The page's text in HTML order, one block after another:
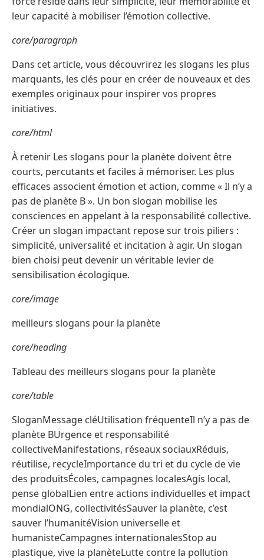
leur capacité à mobiliser l’émotion collective.
core/paragraph
Dans cet article, vous découvrirez les slogans les plus
marquants, les clés pour en créer de nouveaux et des
exemples originaux pour inspirer vos propres
initiatives.
core/html
À retenir Les slogans pour la planète doivent être
courts, percutants et faciles à mémoriser. Les plus
efficaces associent émotion et action, comme « Il n’y a
pas de planète B ». Un bon slogan mobilise les
consciences en appelant à la responsabilité collective.
Créer un slogan impactant repose sur trois piliers :
simplicité, universalité et incitation à agir. Un slogan
bien choisi peut devenir un véritable levier de
sensibilisation écologique.
core/image
meilleurs slogans pour la planète
core/heading
Tableau des meilleurs slogans pour la planète
core/table
SloganMessage cléUtilisation fréquenteIl n’y a pas de
planète BUrgence et responsabilité
collectiveManifestations, réseaux sociauxRéduis,
réutilise, recycleImportance du tri et du cycle de vie
des produitsÉcoles, campagnes localesAgis local,
pense globalLien entre actions individuelles et impact
mondialONG, collectivitésSauver la planète, c’est
sauver l’humanitéVision universelle et
humanisteCampagnes internationalesStop au
plastique, vive la planèteLutte contre la pollution